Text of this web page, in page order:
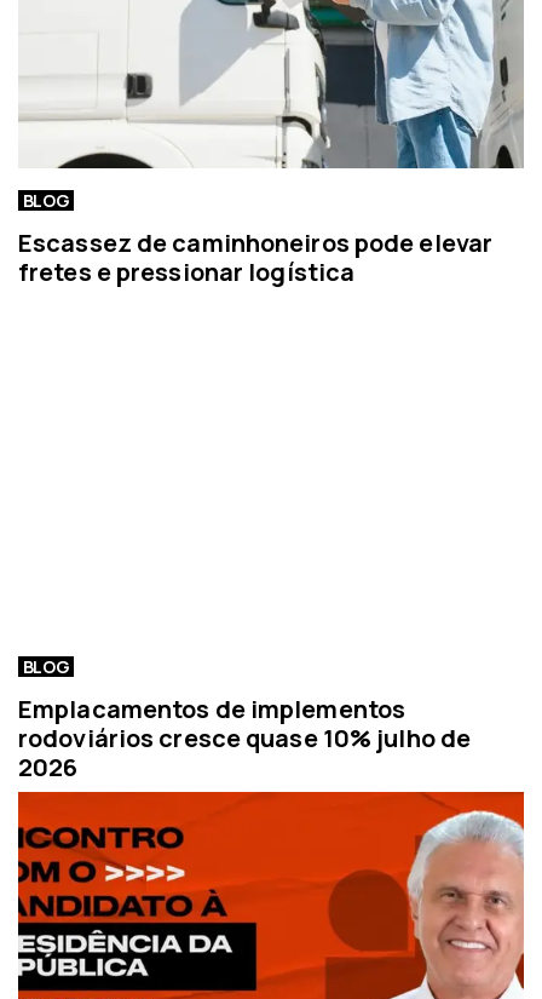
BLOG
Escassez de caminhoneiros pode elevar
fretes e pressionar logística
BLOG
Emplacamentos de implementos
rodoviários cresce quase 10% julho de
2026